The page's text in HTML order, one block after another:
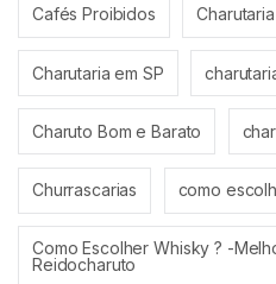
Cafés Proibidos
Charutaria em SP
Charuto Bom e Barato
Churrascarias como
Como Escolher Whisky ? -
Reidocharuto